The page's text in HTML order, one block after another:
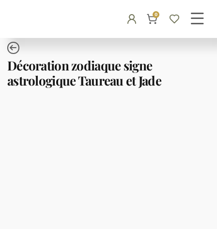
0
Décoration zodiaque signe
astrologique Taureau et Jade